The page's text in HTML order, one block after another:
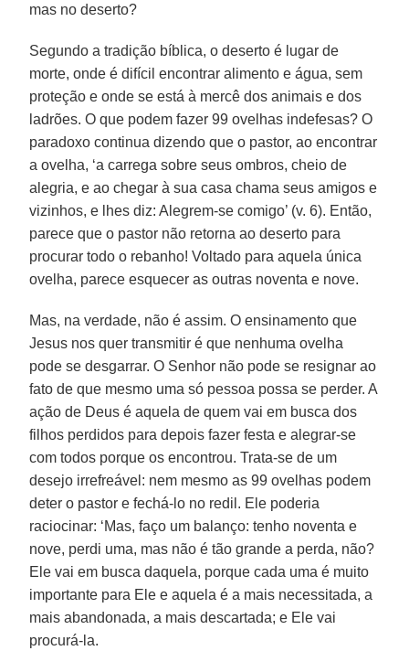
mas no deserto?
Segundo a tradição bíblica, o deserto é lugar de
morte, onde é difícil encontrar alimento e água, sem
proteção e onde se está à mercê dos animais e dos
ladrões. O que podem fazer 99 ovelhas indefesas? O
paradoxo continua dizendo que o pastor, ao encontrar
a ovelha, ‘a carrega sobre seus ombros, cheio de
alegria, e ao chegar à sua casa chama seus amigos e
vizinhos, e lhes diz: Alegrem-se comigo’ (v. 6). Então,
parece que o pastor não retorna ao deserto para
procurar todo o rebanho! Voltado para aquela única
ovelha, parece esquecer as outras noventa e nove.
Mas, na verdade, não é assim. O ensinamento que
Jesus nos quer transmitir é que nenhuma ovelha
pode se desgarrar. O Senhor não pode se resignar ao
fato de que mesmo uma só pessoa possa se perder. A
ação de Deus é aquela de quem vai em busca dos
filhos perdidos para depois fazer festa e alegrar-se
com todos porque os encontrou. Trata-se de um
desejo irrefreável: nem mesmo as 99 ovelhas podem
deter o pastor e fechá-lo no redil. Ele poderia
raciocinar: ‘Mas, faço um balanço: tenho noventa e
nove, perdi uma, mas não é tão grande a perda, não?
Ele vai em busca daquela, porque cada uma é muito
importante para Ele e aquela é a mais necessitada, a
mais abandonada, a mais descartada; e Ele vai
procurá-la.